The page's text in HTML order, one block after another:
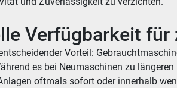
Verfügbarkeit
Vorteil:
es bei Neumaschinen zu
oftmals sofort oder innerhalb